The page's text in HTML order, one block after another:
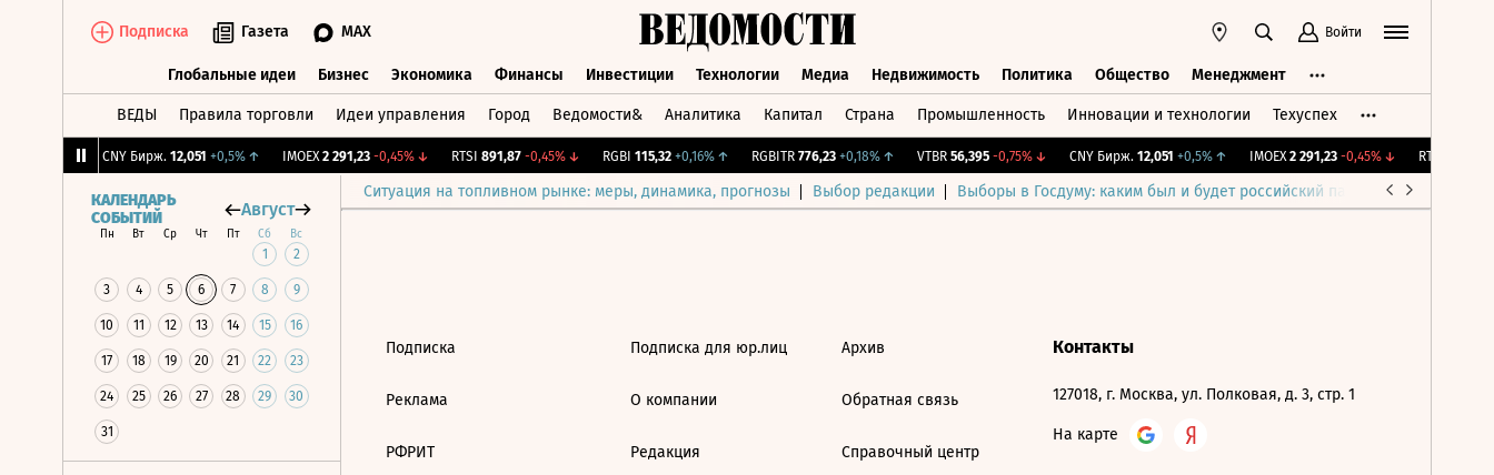
Подписка Газета MAX Войти
Глобальные идеи Бизнес Экономика Финансы Инвестиции Технологии Медиа Недвижимость Политика Общество Менеджмент
ВЕДЫ Правила торговли Идеи управления Город Ведомости& Аналитика Капитал Страна Промышленность Инновации и технологии Техуспех
CNY Бирж. 12,051 +0,5%↑ IMOEX 2 291,23 -0,45%↓ RTSI 891,87 -0,45%↓ RGBI 115,32 +0,16%↑ RGBITR 776,23 +0,18%↑ VTBR 56,395 -0,75%↓ CNY Бирж. 12,051 +0,5%↑ IMOEX 2 291,23 -0,45%↓ RTSI
Ситуация на топливном рынке: меры, динамика, прогнозы Выбор редакции Выборы в Госдуму: каким был и будет российский парламент
КАЛЕНДАРЬ
СОБЫТИЙ
Август
Пн Вт Ср Чт Пт Сб Вс
1 2
3 4 5 6 7 8 9
10 11 12 13 14 15 16
17 18 19 20 21 22 23
24 25 26 27 28 29 30
31
Подписка
Реклама
РФРИТ
Подписка для юр.лиц
О компании
Редакция
Архив
Обратная связь
Справочный центр
Контакты
127018, г. Москва, ул. Полковая, д. 3, стр. 1
На карте